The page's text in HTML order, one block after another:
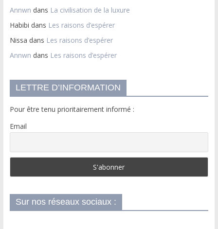
Annwn dans La civilisation de la luxure
Habibi dans Les raisons d’espérer
Nissa dans Les raisons d’espérer
Annwn dans Les raisons d’espérer
LETTRE D’INFORMATION
Pour être tenu prioritairement informé :
Email
Sur nos réseaux sociaux :